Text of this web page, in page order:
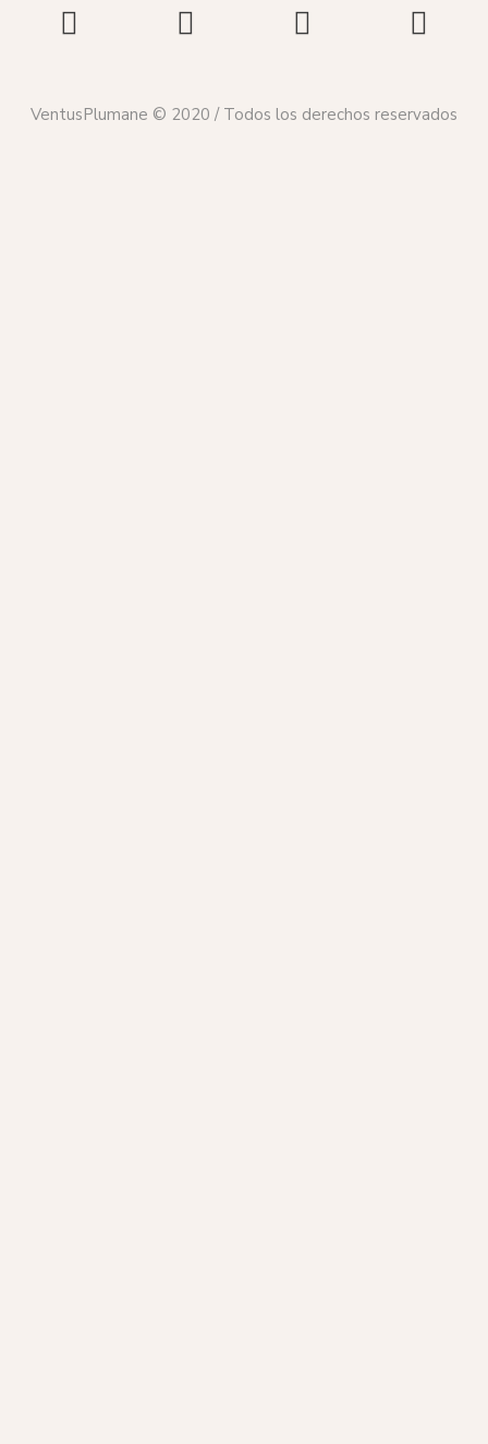
VentusPlumane © 2020 / Todos los derechos reservados